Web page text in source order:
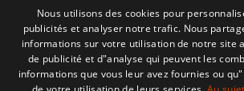
Nous utilisons des cookies pour
publicités et analyser notre trafic. Nous
informations sur votre utilisation de notre site
de publicité et d"analyse qui peuvent les
informations que vous leur avez fournies ou